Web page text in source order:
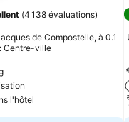
(4 138 évaluations)
de Compostelle, à 0.1
Centre-ville
l'hôtel